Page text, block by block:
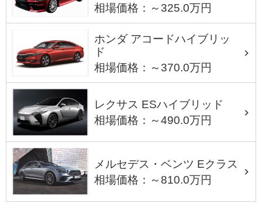
相場価格：～325.0万円
ホンダ アコードハイブリッ
ド
相場価格：～370.0万円
レクサス ESハイブリッド
相場価格：～490.0万円
メルセデス・ベンツ Eクラス
相場価格：～810.0万円